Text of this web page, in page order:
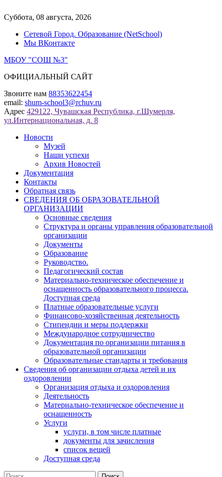
к
Суббота, 08 августа, 2026
Сетевой Город. Образование (NetSchool)
Мы ВКонтакте
МБОУ "СОШ №3"
ОФИЦИАЛЬНЫЙ САЙТ
Звоните нам 88353622454
email: shum-school3@rchuv.ru
Адрес 429122, Чувашская Республика, г.Шумерля,
ул.Интернациональная, д. 8
Новости
Музей
Наши успехи
Архив Новостей
Документация
Контакты
Обратная связь
СВЕДЕНИЯ ОБ ОБРАЗОВАТЕЛЬНОЙ
ОРГАНИЗАЦИИ
Основные сведения
Структура и органы управления образовательной
организации
Документы
Образование
Руководство.
Педагогический состав
Материально-техническое обеспечение и
оснащенность образовательного процесса.
Доступная среда
Платные образовательные услуги
Финансово-хозяйственная деятельность
Стипендии и меры поддержки
Международное сотрудничество
Документация по организации питания в
образовательной организации
Образовательные стандарты и требования
Сведения об организации отдыха детей и их
оздоровлении
Организация отдыха и оздоровления
Деятельность
Материально-техническое обеспечение и
оснащенность
Услуги
услуги, в том числе платные
документы для зачисления
список вещей
Доступная среда
Найти: